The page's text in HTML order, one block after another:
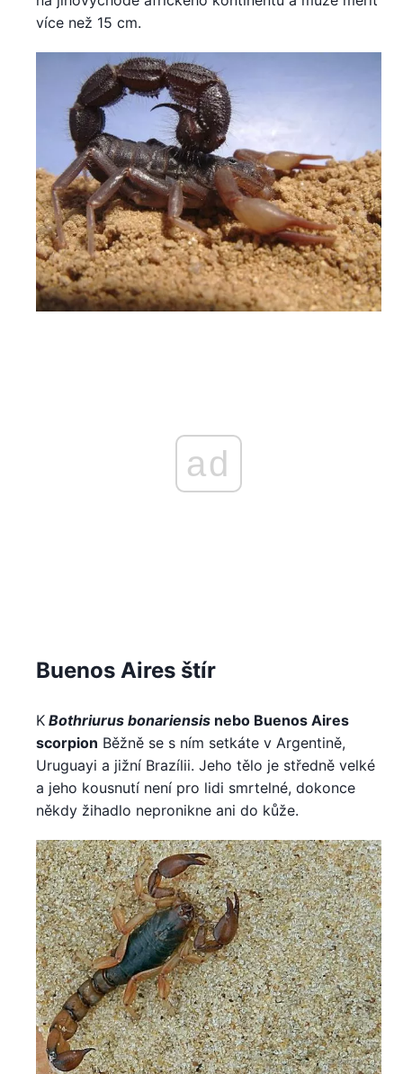
více než 15 cm.
ad
Buenos Aires štír
K Bothriurus bonariensis nebo Buenos Aires
scorpion Běžně se s ním setkáte v Argentině,
Uruguayi a jižní Brazílii. Jeho tělo je středně velké
a jeho kousnutí není pro lidi smrtelné, dokonce
někdy žihadlo nepronikne ani do kůže.